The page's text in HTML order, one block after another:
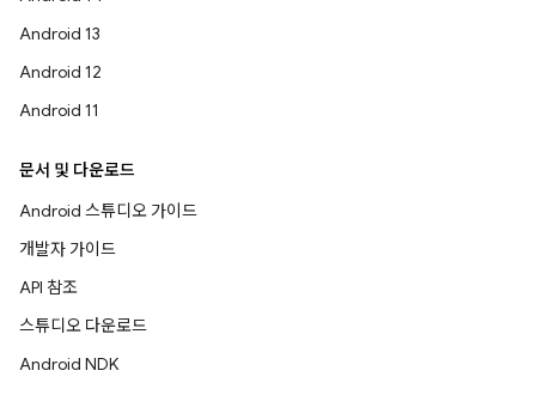
Android 13
Android 12
Android 11
문서 및 다운로드
Android 스튜디오 가이드
개발자 가이드
API 참조
스튜디오 다운로드
Android NDK